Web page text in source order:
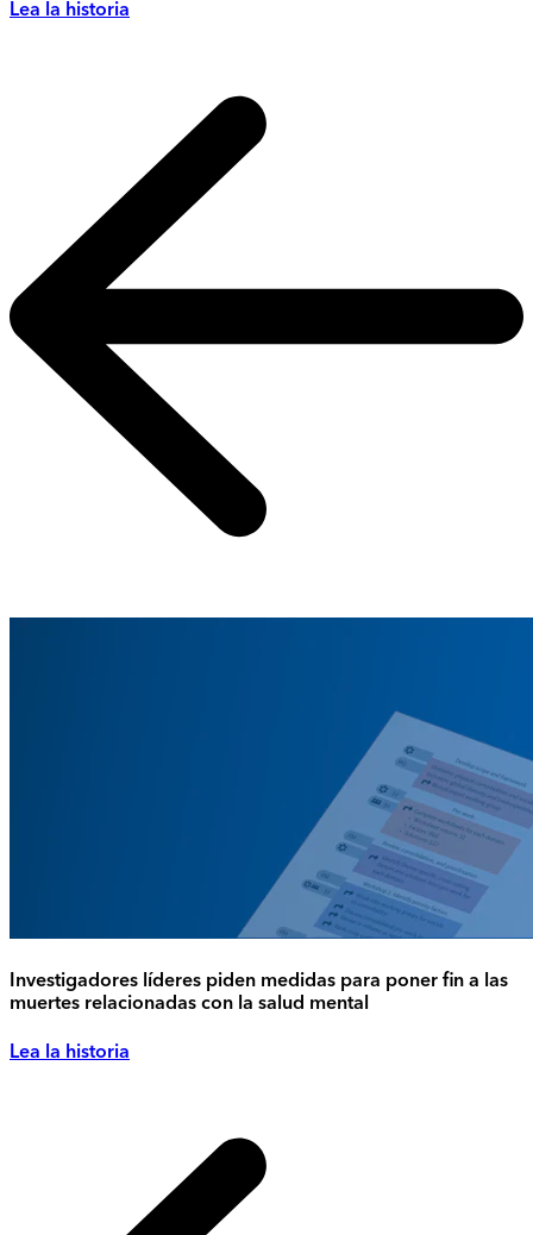
Lea la historia
Investigadores líderes piden medidas para poner fin a las
muertes relacionadas con la salud mental
Lea la historia